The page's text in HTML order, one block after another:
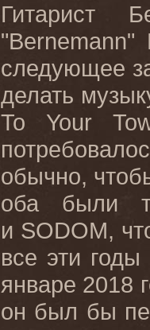
Гитарист
"Bernemann"
следующее
делать
To Your
обычно,
оба были
и SODOM,
все эти
январе 2018
он был бы